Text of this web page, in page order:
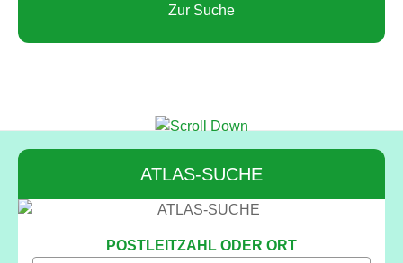
Zur Suche
ATLAS-SUCHE
POSTLEITZAHL ODER ORT